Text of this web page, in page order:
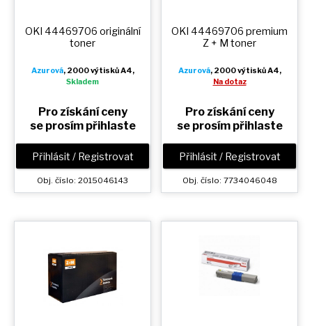
OKI 44469706 originální
toner
Azurová, 2000 výtisků A4,
Skladem
Pro získání ceny
se prosím přihlaste
Přihlásit / Registrovat
Obj. číslo: 2015046143
OKI 44469706 premium
Z + M toner
Azurová, 2000 výtisků A4,
Na dotaz
Pro získání ceny
se prosím přihlaste
Přihlásit / Registrovat
Obj. číslo: 7734046048